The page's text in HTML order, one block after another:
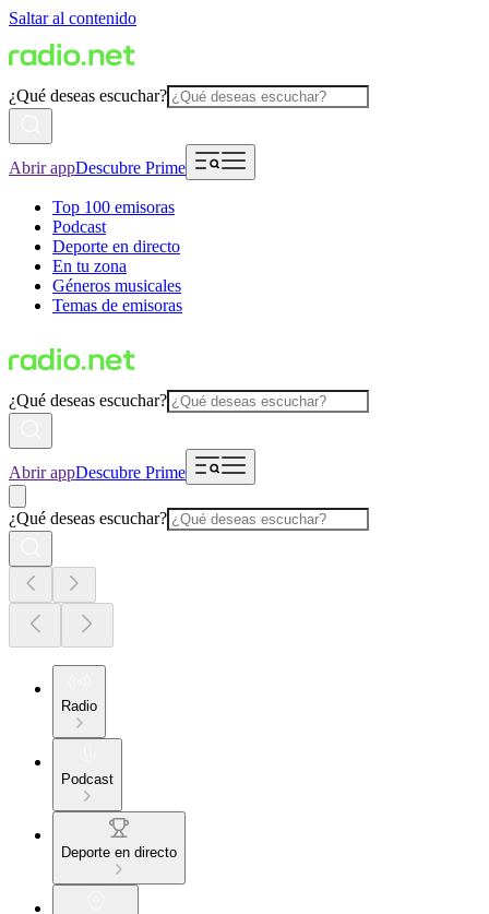
Saltar al contenido
¿Qué deseas escuchar?
Abrir appDescubre Prime
Top 100 emisoras
Podcast
Deporte en directo
En tu zona
Géneros musicales
Temas de emisoras
¿Qué deseas escuchar?
Abrir appDescubre Prime
¿Qué deseas escuchar?
Radio
Podcast
Deporte en directo